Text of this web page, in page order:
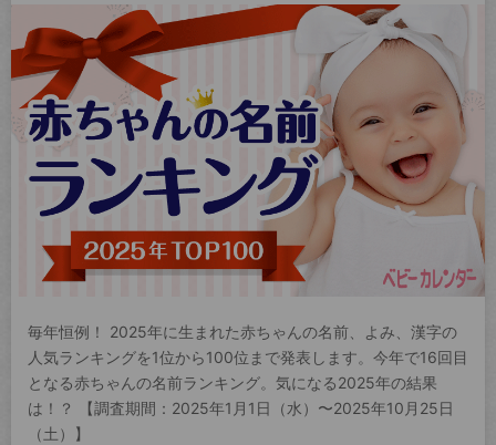
毎年恒例！ 2025年に生まれた赤ちゃんの名前、よみ、漢字の
人気ランキングを1位から100位まで発表します。今年で16回目
となる赤ちゃんの名前ランキング。気になる2025年の結果
は！？ 【調査期間：2025年1月1日（水）〜2025年10月25日
（土）】